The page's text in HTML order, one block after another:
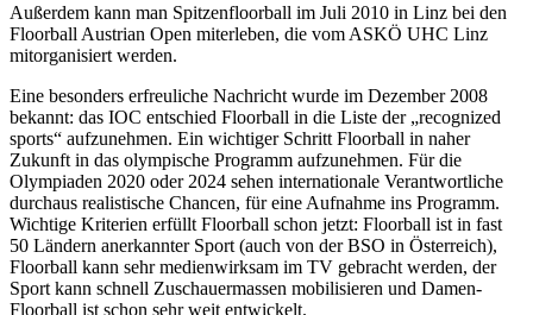
Außerdem kann man Spitzenfloorball im Juli 2010 in Linz bei den
Floorball Austrian Open miterleben, die vom ASKÖ UHC Linz
mitorganisiert werden.
Eine besonders erfreuliche Nachricht wurde im Dezember 2008
bekannt: das IOC entschied Floorball in die Liste der „recognized
sports“ aufzunehmen. Ein wichtiger Schritt Floorball in naher
Zukunft in das olympische Programm aufzunehmen. Für die
Olympiaden 2020 oder 2024 sehen internationale Verantwortliche
durchaus realistische Chancen, für eine Aufnahme ins Programm.
Wichtige Kriterien erfüllt Floorball schon jetzt: Floorball ist in fast
50 Ländern anerkannter Sport (auch von der BSO in Österreich),
Floorball kann sehr medienwirksam im TV gebracht werden, der
Sport kann schnell Zuschauermassen mobilisieren und Damen-
Floorball ist schon sehr weit entwickelt.